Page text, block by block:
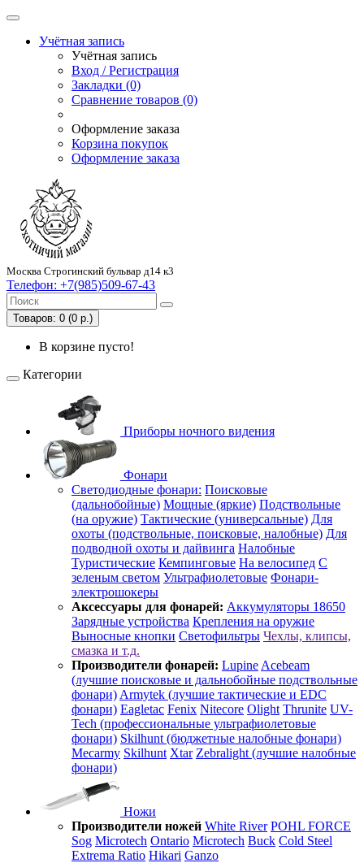
Учётная запись
Учётная запись
Вход / Регистрация
Закладки (0)
Сравнение товаров (0)
Оформление заказа
Корзина покупок
Оформление заказа
Москва Строгинский бульвар д14 к3
Телефон: +7(985)509-67-43
Товаров: 0 (0 р.)
В корзине пусто!
Категории
Приборы ночного видения
Фонари
Светодиодные фонари: Поисковые
(дальнобойные) Мощные (яркие) Подствольные
(на оружие) Тактические (универсальные) Для
охоты (подствольные, поисковые, налобные) Для
подводной охоты и дайвинга Налобные
Туристические Кемпинговые На велосипед С
зеленым светом Ультрафиолетовые Фонари-
электрошокеры
Аксессуары для фонарей: Аккумуляторы 18650
Зарядные устройства Крепления на оружие
Выносные кнопки Светофильтры Чехлы, клипсы,
смазка и т.д.
Производители фонарей: Lupine Acebeam
(лучшие поисковые и дальнобойные подствольные
фонари) Armytek (лучшие тактические и EDC
фонари) Eagletac Fenix Nitecore Olight Thrunite UV-
Tech (профессиональные ультрафиолетовые
фонари) Skilhunt (бюджетные налобные фонари)
Mecarmy Skilhunt Xtar Zebralight (лучшие налобные
фонари)
Ножи
Производители ножей White River POHL FORCE
Sog Microtech Ontario Microtech Buck Cold Steel
Extrema Ratio Hikari Ganzo